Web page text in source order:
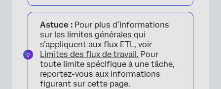
Astuce : Pour plus d’informations
sur les limites générales qui
s’appliquent aux flux ETL, voir
Limites des flux de travail. Pour
toute limite spécifique à une tâche,
reportez-vous aux informations
figurant sur cette page.